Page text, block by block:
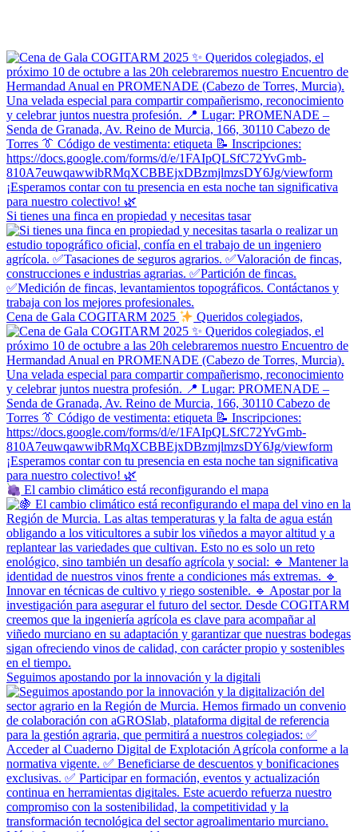
Si tienes una finca en propiedad y necesitas tasar
Cena de Gala COGITARM 2025 Queridos colegiados,
El cambio climático está reconfigurando el mapa
Seguimos apostando por la innovación y la digitali